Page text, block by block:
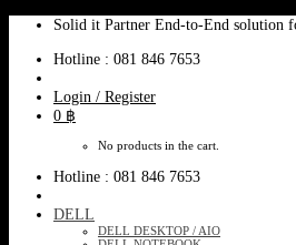
content
Solid it Partner End-to-End solution
Hotline : 081 846 7653
Login / Register
0 ฿
No products in the cart.
Hotline : 081 846 7653
DELL
DELL DESKTOP / AIO